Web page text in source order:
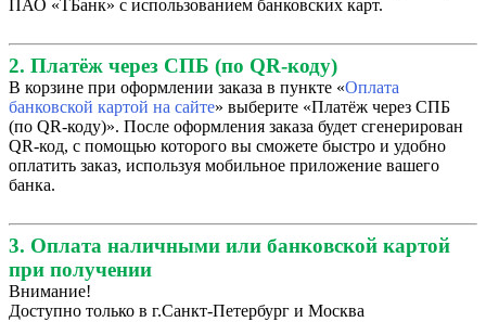
ПАО «ТБанк» с использованием банковских карт.
2. Платёж через СПБ (по QR-коду)
В корзине при оформлении заказа в пункте «Оплата
банковской картой на сайте» выберите «Платёж через СПБ
(по QR-коду)». После оформления заказа будет сгенерирован
QR-код, с помощью которого вы сможете быстро и удобно
оплатить заказ, используя мобильное приложение вашего
банка.
3. Оплата наличными или банковской картой
при получении
Внимание!
Доступно только в г.Санкт-Петербург и Москва